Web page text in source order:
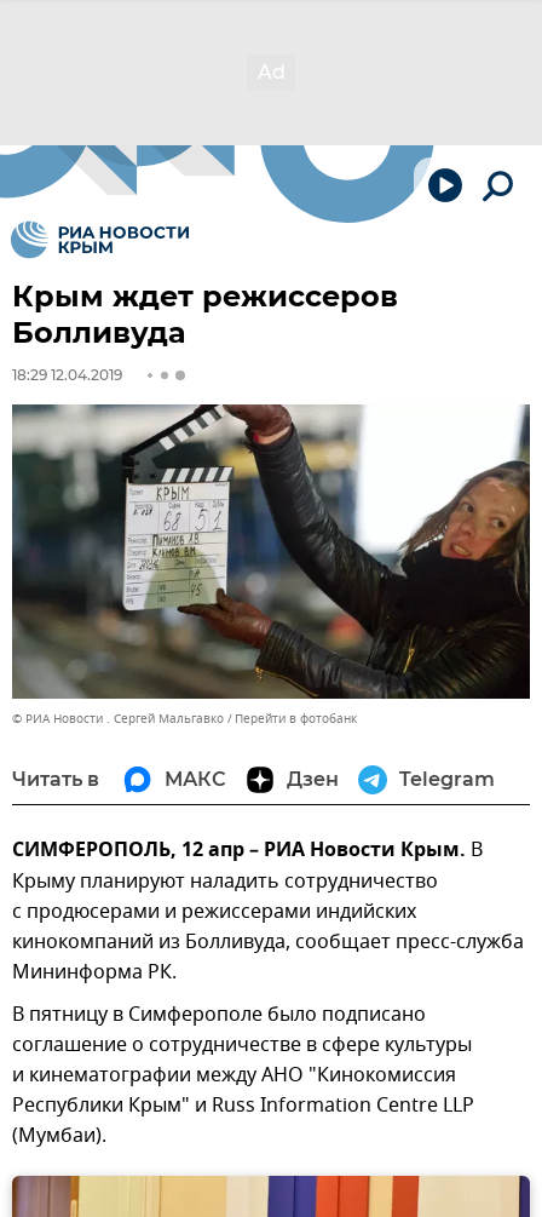
Крым ждет режиссеров
Болливуда
18:29 12.04.2019
© РИА Новости . Сергей Мальгавко Перейти в фотобанк
Читать в МАКС Дзен Telegram
СИМФЕРОПОЛЬ, 12 апр – РИА Новости Крым. В
Крыму планируют наладить сотрудничество
с продюсерами и режиссерами индийских
кинокомпаний из Болливуда, сообщает пресс-служба
Мининформа РК.
В пятницу в Симферополе было подписано
соглашение о сотрудничестве в сфере культуры
и кинематографии между АНО "Кинокомиссия
Республики Крым" и Russ Information Centre LLP
(Мумбаи).